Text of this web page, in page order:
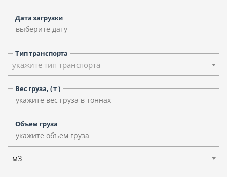
Дата загрузки
Тип транспорта
укажите тип транспорта
Вес груза, ( т )
Объем груза
м3